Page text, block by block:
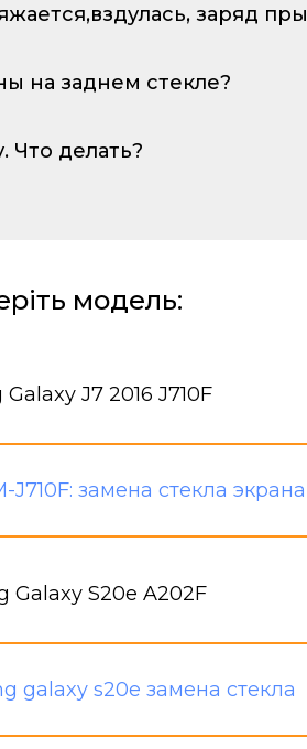
заряд
на заднем стекле?
Что делать?
модель:
J7 2016 J710F
Galaxy S20e A202F